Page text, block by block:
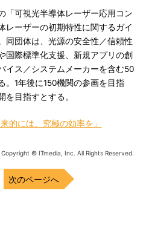
可視光半導体レーザー応用コン
レーザーの初期特性に関するガイ
同団体は、光源の安全性／信頼性
国際標準化支援、新規アプリの創
イス／システムメーカーを含む50
。1年後に150機関の参画を目指
を目指すとする。
来的には、究極の効率を」
Copyright © ITmedia, Inc. All Rights Reserved.
次のページへ